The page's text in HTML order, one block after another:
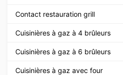
Contact restauration grill
Cuisinières à gaz à 4 brûleurs
Cuisinières à gaz à 6 brûleurs
Cuisinières à gaz avec four